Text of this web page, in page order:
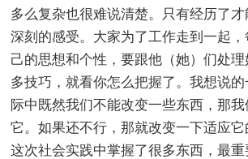
多么复杂也很难说清楚。只有经历了
深刻的感受。大家为了工作走到一起
己的思想和个性，要跟他（她）们处
多技巧，就看你怎么把握了。我想说
际中既然我们不能改变一些东西，那
它。如果还不行，那就改变一下适应
这次社会实践中掌握了很多东西，最